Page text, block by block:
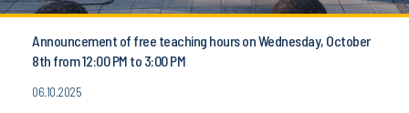
Announcement of free teaching hours on Wednesday, October
8th from 12:00 PM to 3:00 PM
06.10.2025